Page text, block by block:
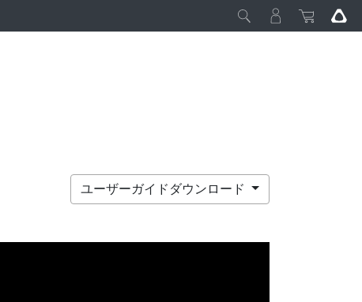
ユーザーガイドダウンロード